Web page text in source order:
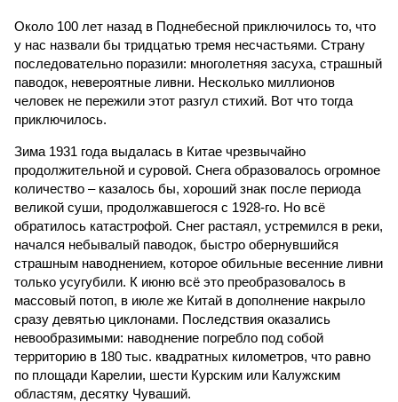
Около 100 лет назад в Поднебесной приключилось то, что
у нас назвали бы тридцатью тремя несчастьями. Страну
последовательно поразили: многолетняя засуха, страшный
паводок, невероятные ливни. Несколько миллионов
человек не пережили этот разгул стихий. Вот что тогда
приключилось.
Зима 1931 года выдалась в Китае чрезвычайно
продолжительной и суровой. Снега образовалось огромное
количество – казалось бы, хороший знак после периода
великой суши, продолжавшегося с 1928-го. Но всё
обратилось катастрофой. Снег растаял, устремился в реки,
начался небывалый паводок, быстро обернувшийся
страшным наводнением, которое обильные весенние ливни
только усугубили. К июню всё это преобразовалось в
массовый потоп, в июле же Китай в дополнение накрыло
сразу девятью циклонами. Последствия оказались
невообразимыми: наводнение погребло под собой
территорию в 180 тыс. квадратных километров, что равно
по площади Карелии, шести Курским или Калужским
областям, десятку Чуваший.